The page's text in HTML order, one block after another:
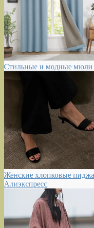
Стильные и модные мюли
Женские хлопковые
Алиэкспресс